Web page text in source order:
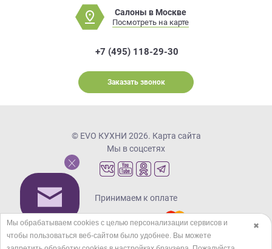
Салоны в Москве
Посмотреть на карте
+7 (495) 118-29-30
Заказать звонок
© EVO КУХНИ 2026. Карта сайта
Мы в соцсетях
Принимаем к оплате
Кредиты и рассрочка
✖
Мы обрабатываем cookies с целью персонализации сервисов и
чтобы пользоваться веб-сайтом было удобнее. Вы можете